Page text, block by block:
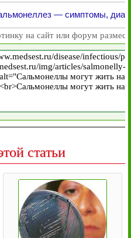
— симптомы,
на сайт или форум
статьи